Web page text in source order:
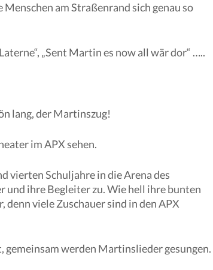
am Straßenrand sich genau so
„Sent Martin es now all wär dor“ …..
lang, der Martinszug!
im APX sehen.
vierten Schuljahre in die Arena des
und ihre Begleiter zu. Wie hell ihre bunten
viele Zuschauer sind in den APX
werden Martinslieder gesungen.